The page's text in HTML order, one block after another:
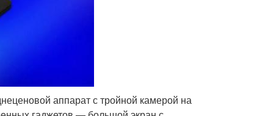
аппарат с тройной камерой на